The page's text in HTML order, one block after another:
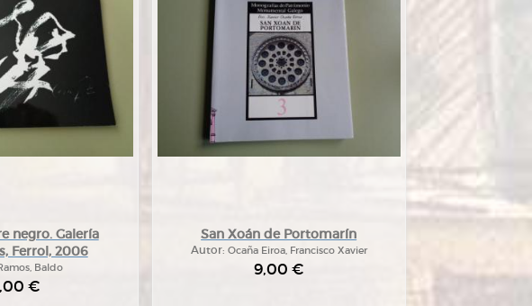
negro. Galería
Ferrol, 2006
Baldo
€
San Xoán de Portomarín
Autor: Ocaña Eiroa, Francisco Xavier
9,00 €